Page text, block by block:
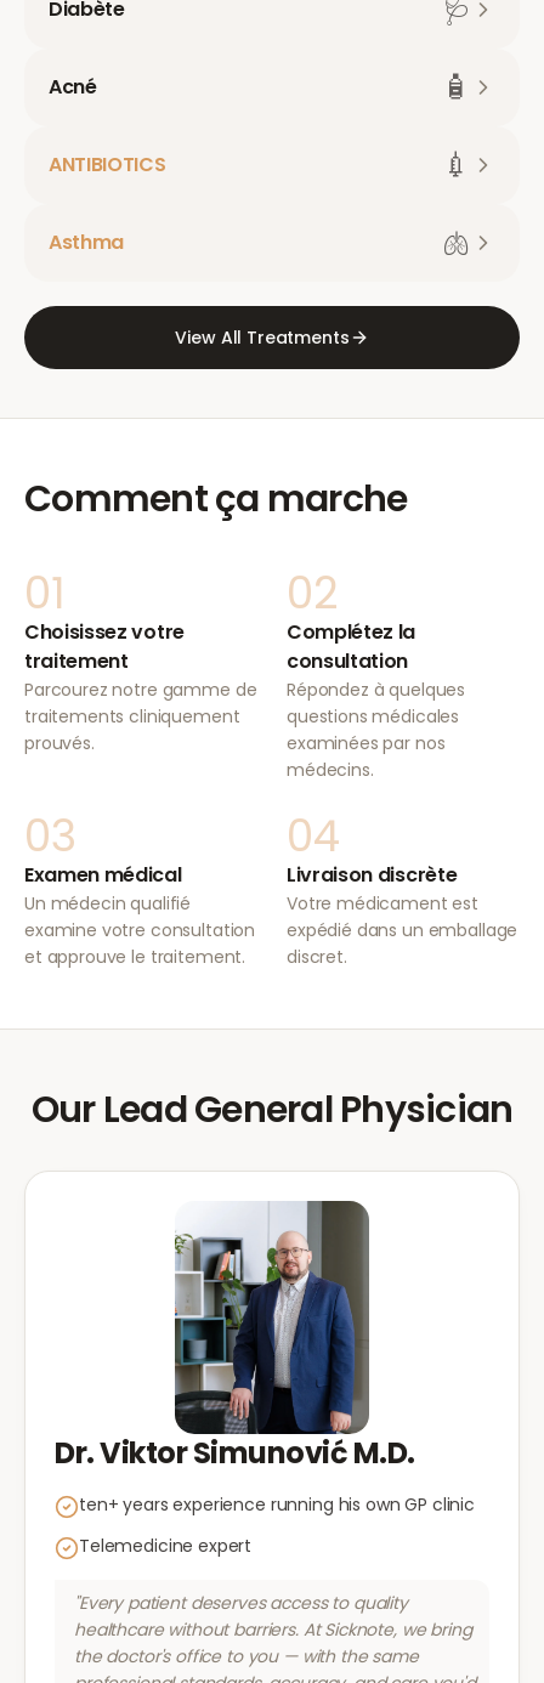
Diabète 🩺
Acné 🧴
ANTIBIOTICS 💉
Asthma 🫁
View All Treatments
Comment ça marche
01
Choisissez votre
traitement
Parcourez notre gamme de
traitements cliniquement
prouvés.
02
Complétez la
consultation
Répondez à quelques
questions médicales
examinées par nos
médecins.
03
Examen médical
Un médecin qualifié
examine votre consultation
et approuve le traitement.
04
Livraison discrète
Votre médicament est
expédié dans un emballage
discret.
Our Lead General Physician
Dr. Viktor Simunović M.D.
ten+ years experience running his own GP clinic
Telemedicine expert
"Every patient deserves access to quality
healthcare without barriers. At Sicknote, we bring
the doctor's office to you — with the same